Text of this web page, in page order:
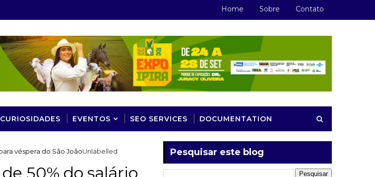
Home Sobre Contato
CURIOSIDADES EVENTOS SEO SERVICES DOCUMENTATION
Unlabelled
véspera do São João
50% do salário
Pesquisar este blog